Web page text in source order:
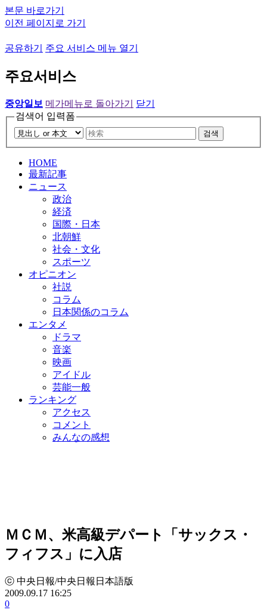
본문 바로가기
이전 페이지로 가기
공유하기 주요 서비스 메뉴 열기
주요서비스
중앙일보 메가메뉴로 돌아가기
닫기
검색어 입력폼
검색
HOME
最新記事
ニュース
政治
経済
国際・日本
北朝鮮
社会・文化
スポーツ
オピニオン
社説
コラム
日本関係のコラム
エンタメ
ドラマ
音楽
映画
アイドル
芸能一般
ランキング
アクセス
コメント
みんなの感想
ＭＣＭ、米高級デパート「サックス・
フィフス」に入店
ⓒ 中央日報/中央日報日本語版
2009.09.17 16:25
0